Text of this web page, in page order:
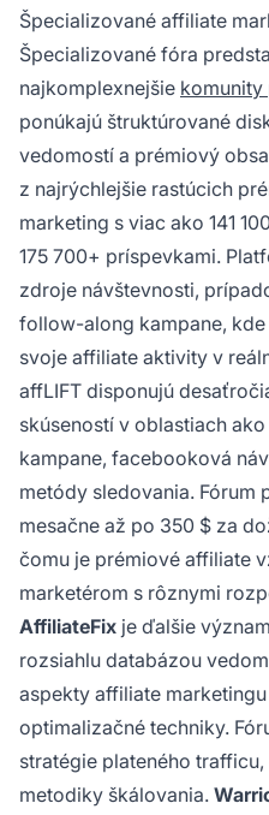
Špecializované affiliate
Špecializované fóra
najkomplexnejšie komunity
ponúkajú štruktúrované
vedomostí a prémiový
z najrýchlejšie rastúcich
marketing s viac ako 141
175 700+ príspevkami.
zdroje návštevnosti,
follow-along kampane,
svoje affiliate aktivity v
affLIFT disponujú
skúseností v oblastiach
kampane, facebooková
metódy sledovania. Fórum
mesačne až po 350 $ za
čomu je prémiové affiliate
marketérom s rôznymi
AffiliateFix je ďalšie
rozsiahlu databázou
aspekty affiliate
optimalizačné techniky.
stratégie plateného
metodiky škálovania.